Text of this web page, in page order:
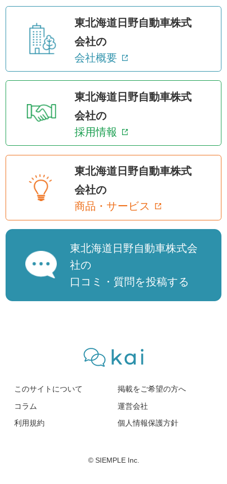
東北海道日野自動車株式
会社の
会社概要
東北海道日野自動車株式
会社の
採用情報
東北海道日野自動車株式
会社の
商品・サービス
東北海道日野自動車株式会
社の
口コミ・質問を投稿する
このサイトについて
掲載をご希望の方へ
コラム
運営会社
利用規約
個人情報保護方針
© SIEMPLE Inc.